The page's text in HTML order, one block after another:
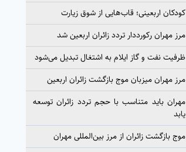
کودکان اربعینی؛ قاب‌هایی از شوق زیارت
مرز مهران رکورددار تردد زائران اربعین شد
ظرفیت نفت و گاز ایلام به اشتغال تبدیل می‌شود
مرز مهران میزبان موج بازگشت زائران اربعین
مهران باید متناسب با حجم تردد زائران توسعه
یابد
موج بازگشت زائران از مرز بین‌المللی مهران